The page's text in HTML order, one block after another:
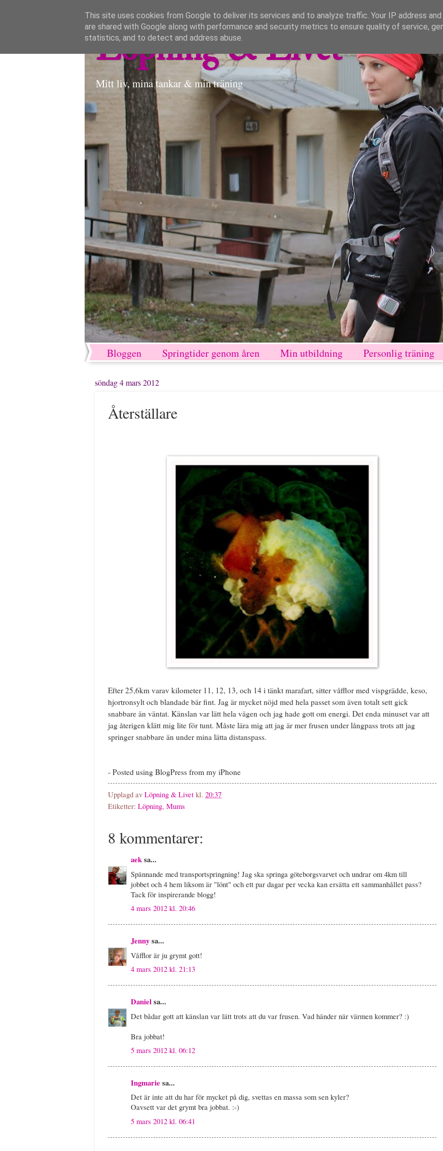
Löpning & Livet
Mitt liv, mina tankar & min träning
Bloggen Springtider genom åren Min utbildning Personlig träning
söndag 4 mars 2012
Återställare
Efter 25,6km varav kilometer 11, 12, 13, och 14 i tänkt marafart, sitter våfflor med vispgrädde, keso,
hjortronsylt och blandade bär fint. Jag är mycket nöjd med hela passet som även totalt sett gick
snabbare än väntat. Känslan var lätt hela vägen och jag hade gott om energi. Det enda minuset var att
jag återigen klätt mig lite för tunt. Måste lära mig att jag är mer frusen under långpass trots att jag
springer snabbare än under mina lätta distanspass.
- Posted using BlogPress from my iPhone
Upplagd av Löpning & Livet kl. 20:37
Etiketter: Löpning, Mums
8 kommentarer:
aeksa...
Spännande med transportspringning! Jag ska springa göteborgsvarvet och undrar om 4km till
jobbet och 4 hem liksom är "lönt" och ett par dagar per vecka kan ersätta ett sammanhållet pass?
Tack för inspirerande blogg!
4 mars 2012 kl. 20:46
Jennysa...
Våfflor är ju grymt gott!
4 mars 2012 kl. 21:13
Danielsa...
Det bådar gott att känslan var lätt trots att du var frusen. Vad händer när värmen kommer? :)
Bra jobbat!
5 mars 2012 kl. 06:12
Ingmarie sa...
Det är inte att du har för mycket på dig, svettas en massa som sen kyler?
Oavsett var det grymt bra jobbat. :-)
5 mars 2012 kl. 06:41
This site uses cookies from Google to deliver its services and to analyze traffic. Your IP address
are shared with Google along with performance and security metrics to ensure quality of service,
statistics, and to detect and address abuse.